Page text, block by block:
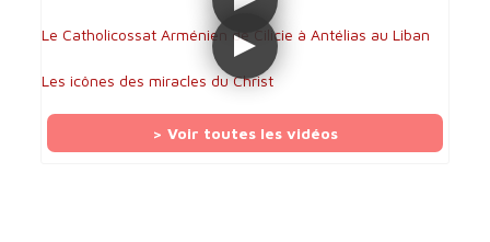
Le Catholicossat Arménien de Cilicie à Antélias au Liban
Les icônes des miracles du Christ
> Voir toutes les vidéos